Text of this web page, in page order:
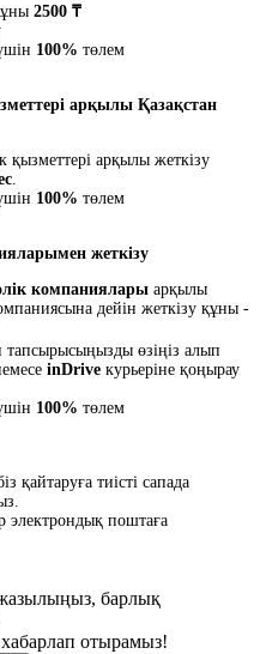
2500 ₸
100% төлем
арқылы Қазақстан
қызметтері арқылы жеткізу
.
100% төлем
жеткізу
компаниялары арқылы
дейін жеткізу құны -
тапсырысыңызды өзіңіз алып
inDrive курьеріне қоңырау
100% төлем
қайтаруға тиісті сапада
поштаға
барлық
хабарлап отырамыз!